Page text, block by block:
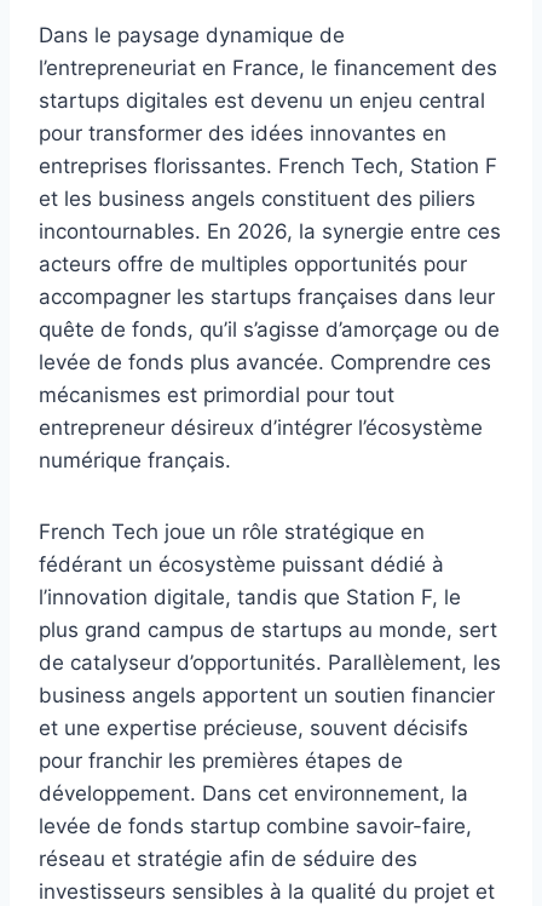
Dans le paysage dynamique de
l’entrepreneuriat en France, le financement des
startups digitales est devenu un enjeu central
pour transformer des idées innovantes en
entreprises florissantes. French Tech, Station F
et les business angels constituent des piliers
incontournables. En 2026, la synergie entre ces
acteurs offre de multiples opportunités pour
accompagner les startups françaises dans leur
quête de fonds, qu’il s’agisse d’amorçage ou de
levée de fonds plus avancée. Comprendre ces
mécanismes est primordial pour tout
entrepreneur désireux d’intégrer l’écosystème
numérique français.
French Tech joue un rôle stratégique en
fédérant un écosystème puissant dédié à
l’innovation digitale, tandis que Station F, le
plus grand campus de startups au monde, sert
de catalyseur d’opportunités. Parallèlement, les
business angels apportent un soutien financier
et une expertise précieuse, souvent décisifs
pour franchir les premières étapes de
développement. Dans cet environnement, la
levée de fonds startup combine savoir-faire,
réseau et stratégie afin de séduire des
investisseurs sensibles à la qualité du projet et